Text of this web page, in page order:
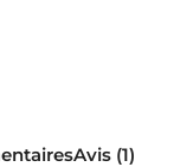
Avis (1)